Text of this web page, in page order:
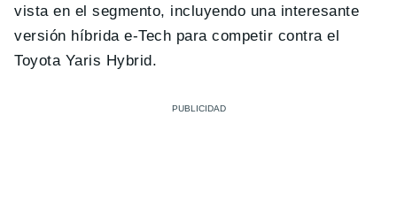
vista en el segmento, incluyendo una interesante
versión híbrida e-Tech para competir contra el
Toyota Yaris Hybrid.